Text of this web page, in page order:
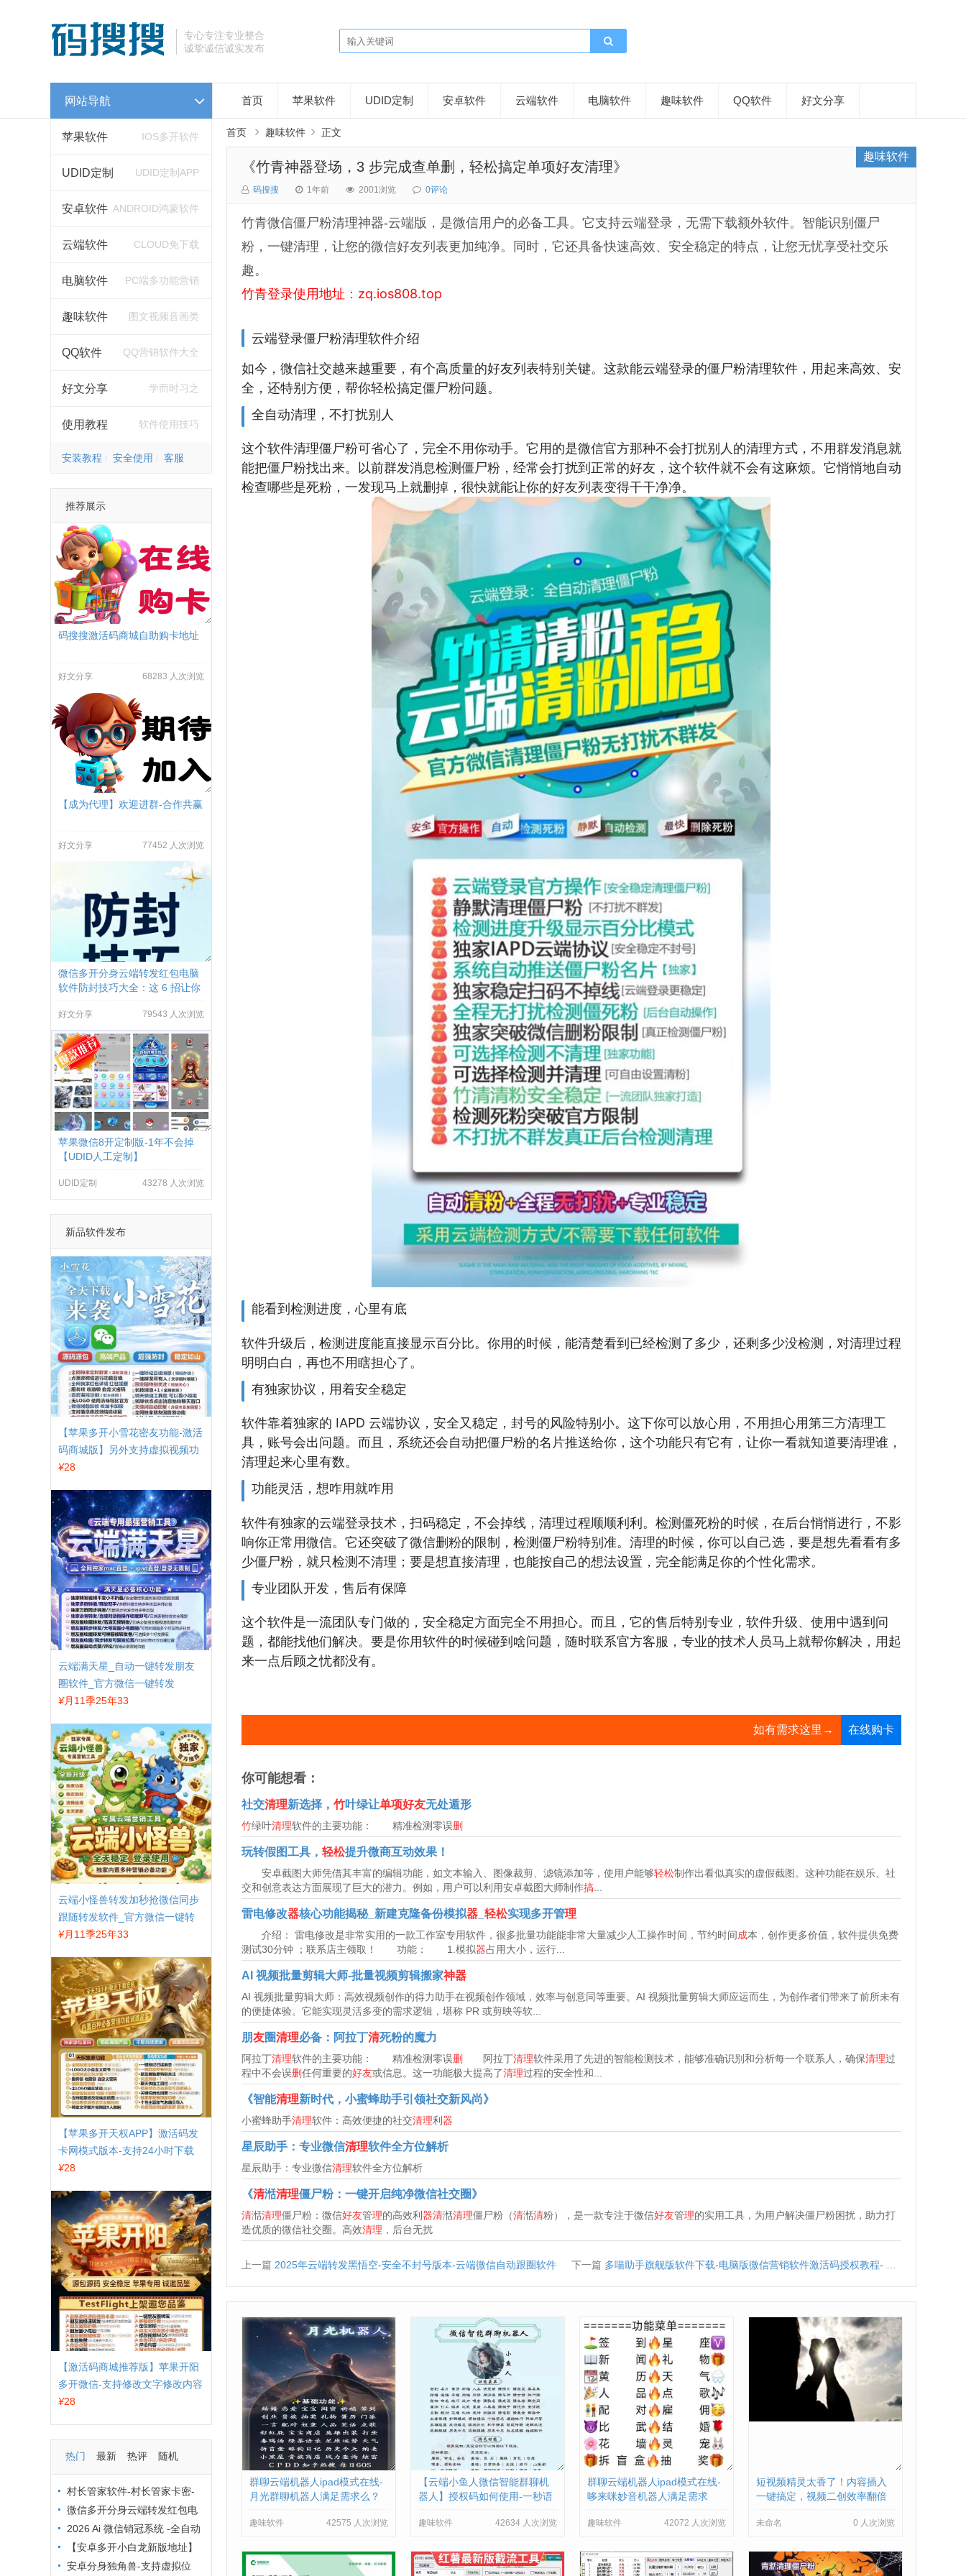
专心专注专业整合
诚挚诚信诚实发布
网站导航
苹果软件 IOS多开软件
UDID定制 UDID定制APP
安卓软件 ANDROID鸿蒙软件
云端软件 CLOUD免下载
电脑软件 PC端多功能营销
趣味软件 图文视频音画类
QQ软件 QQ营销软件大全
好文分享 学而时习之
使用教程 软件使用技巧
安装教程 安全使用 客服
推荐展示
码搜搜激活码商城自助购卡地址
好文分享 68283 人次浏览
【成为代理】欢迎进群-合作共赢
好文分享 77452 人次浏览
微信多开分身云端转发红包电脑
软件防封技巧大全：这 6 招让你
好文分享 79543 人次浏览
苹果微信8开定制版-1年不会掉
【UDID人工定制】
UDID定制 43278 人次浏览
新品软件发布
【苹果多开小雪花密友功能-激活
码商城版】另外支持虚拟视频功
能
¥28
云端满天星_自动一键转发朋友
圈软件_官方微信一键转发
¥月11季25年33
云端小怪兽转发加秒抢微信同步
跟随转发软件_官方微信一键转
发
¥月11季25年33
【苹果多开天权APP】激活码发
卡网模式版本-支持24小时下载
¥28
【激活码商城推荐版】苹果开阳
多开微信-支持修改文字修改内容
¥28
热门 最新 热评 随机
村长管家软件-村长管家卡密-
村长管家下载-村长管家群发工具
激活码
微信多开分身云端转发红包电
脑软件防封技巧大全：这 6 招让
你远离封号烦恼
2026 Ai 微信销冠系统 -全自动
获客 -企业微信营销降本增效方
案
【安卓多开小白龙新版地址】
【安卓猪猪分身定制版激活码授
安卓分身独角兽-支持虚拟位
首页 苹果软件 UDID定制 安卓软件 云端软件 电脑软件 趣味软件 QQ软件 好文分享
首页 趣味软件 正文
《竹青神器登场，3 步完成查单删，轻松搞定单项好友清理》​
趣味软件
码搜搜 1年前 2001浏览 0评论
竹青微信僵尸粉清理神器-云端版，是微信用户的必备工具。它支持云端登录，无需下载额外软件。智能识别僵尸
粉，一键清理，让您的微信好友列表更加纯净。同时，它还具备快速高效、安全稳定的特点，让您无忧享受社交乐
趣。
竹青登录使用地址：zq.ios808.top
云端登录僵尸粉清理软件介绍
如今，微信社交越来越重要，有个高质量的好友列表特别关键。这款能云端登录的僵尸粉清理软件，用起来高效、安
全，还特别方便，帮你轻松搞定僵尸粉问题。
全自动清理，不打扰别人
这个软件清理僵尸粉可省心了，完全不用你动手。它用的是微信官方那种不会打扰别人的清理方式，不用群发消息就
能把僵尸粉找出来。以前群发消息检测僵尸粉，经常会打扰到正常的好友，这个软件就不会有这麻烦。它悄悄地自动
检查哪些是死粉，一发现马上就删掉，很快就能让你的好友列表变得干干净净。
能看到检测进度，心里有底
软件升级后，检测进度能直接显示百分比。你用的时候，能清楚看到已经检测了多少，还剩多少没检测，对清理过程
明明白白，再也不用瞎担心了。
有独家协议，用着安全稳定
软件靠着独家的 IAPD 云端协议，安全又稳定，封号的风险特别小。这下你可以放心用，不用担心用第三方清理工
具，账号会出问题。而且，系统还会自动把僵尸粉的名片推送给你，这个功能只有它有，让你一看就知道要清理谁，
清理起来心里有数。
功能灵活，想咋用就咋用
软件有独家的云端登录技术，扫码稳定，不会掉线，清理过程顺顺利利。检测僵死粉的时候，在后台悄悄进行，不影
响你正常用微信。它还突破了微信删粉的限制，检测僵尸粉特别准。清理的时候，你可以自己选，要是想先看看有多
少僵尸粉，就只检测不清理；要是想直接清理，也能按自己的想法设置，完全能满足你的个性化需求。
专业团队开发，售后有保障
这个软件是一流团队专门做的，安全稳定方面完全不用担心。而且，它的售后特别专业，软件升级、使用中遇到问
题，都能找他们解决。要是你用软件的时候碰到啥问题，随时联系官方客服，专业的技术人员马上就帮你解决，用起
来一点后顾之忧都没有。
如有需求这里→ 在线购卡
你可能想看：
社交清理新选择， 竹叶绿让单项好友无处遁形
竹绿叶清理软件的主要功能： 精准检测零误删
玩转假图工具， 轻松提升微商互动效果！
安卓截图大师凭借其丰富的编辑功能，如文本输入、图像裁剪、滤镜添加等，使用户能够轻松制作出看似真实的虚假截图。这种功能在娱乐、社
交和创意表达方面展现了巨大的潜力。例如，用户可以利用安卓截图大师制作搞...
雷电修改器核心功能揭秘_新建克隆备份模拟器_ 轻松实现多开管理
介绍： 雷电修改是非常实用的一款工作室专用软件，很多批量功能能非常大量减少人工操作时间，节约时间成本，创作更多价值，软件提供免费
测试30分钟 ；联系店主领取！ 功能： 1.模拟器占用大小，运行...
AI 视频批量剪辑大师-批量视频剪辑搬家神器
AI 视频批量剪辑大师：高效视频创作的得力助手在视频创作领域，效率与创意同等重要。AI 视频批量剪辑大师应运而生，为创作者们带来了前所未有
的便捷体验。它能实现灵活多变的需求逻辑，堪称 PR 或剪映等软...
朋友圈清理必备：阿拉丁清死粉的魔力
阿拉丁清理软件的主要功能： 精准检测零误删 阿拉丁清理软件采用了先进的智能检测技术，能够准确识别和分析每一个联系人，确保清理过
程中不会误删任何重要的好友或信息。这一功能极大提高了清理过程的安全性和...
《智能清理新时代，小蜜蜂助手引领社交新风尚》
小蜜蜂助手清理软件：高效便捷的社交清理利 器
星辰助手：专业微信清理软件全方位解析
星辰助手：专业微信清理软件全方位解析
《清湉清理僵尸粉：一键开启纯净微信社交圈》​
清湉清理僵尸粉：微信好友管理的高效利 器清湉清理僵尸粉（清湉清粉），是一款专注于微信好友管理的实用工具，为用户解决僵尸粉困扰，助力打
造优质的微信社交圈。高效清理 ，后台无扰
上一篇 2025年云端转发黑悟空-安全不封号版本-云端微信自动跟圈软件 下一篇 多喵助手旗舰版软件下载-电脑版微信营销软件激活码授权教程- 多喵助手旗舰版新版下载
群聊云端机器人ipad模式在线-
月光群聊机器人满足需求么？
趣味软件 42575 人次浏览
【云端小鱼人微信智能群聊机
器人】授权码如何使用-一秒语
趣味软件 42634 人次浏览
群聊云端机器人ipad模式在线-
哆来咪妙音机器人满足需求
趣味软件 42072 人次浏览
短视频精灵太香了！内容插入
一键搞定，视频二创效率翻倍
未命名 0 人次浏览